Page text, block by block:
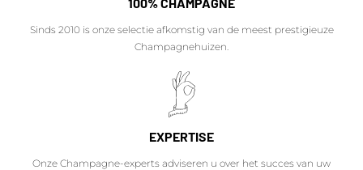
Sinds 2010 is onze selectie afkomstig van de meest prestigieuze
Champagnehuizen.
EXPERTISE
Onze Champagne-experts adviseren u over het succes van uw